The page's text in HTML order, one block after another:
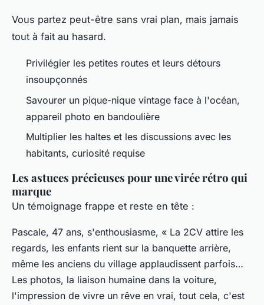
Vous partez peut-être sans vrai plan, mais jamais
tout à fait au hasard.
Privilégier les petites routes et leurs détours
insoupçonnés
Savourer un pique-nique vintage face à l'océan,
appareil photo en bandoulière
Multiplier les haltes et les discussions avec les
habitants, curiosité requise
Les astuces précieuses pour une virée rétro qui
marque
Un témoignage frappe et reste en tête :
Pascale, 47 ans, s'enthousiasme, « La 2CV attire les
regards, les enfants rient sur la banquette arrière,
même les anciens du village applaudissent parfois…
Les photos, la liaison humaine dans la voiture,
l'impression de vivre un rêve en vrai, tout cela, c'est